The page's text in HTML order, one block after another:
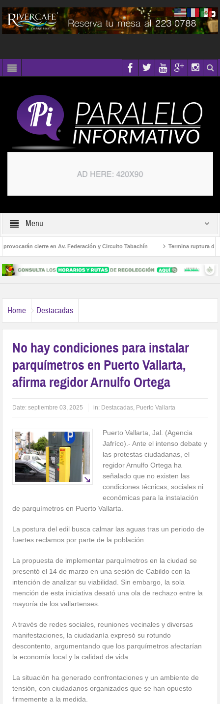
Menu
cierre en Av. Federación y Circuito Tabachín Termina ruptura
robo a Karely Ruiz
Home Destacadas
No hay condiciones para instalar
parquímetros en Puerto Vallarta,
afirma regidor Arnulfo Ortega
Date:septiembre 03, 2025 in: Destacadas, Puerto Vallarta
Puerto Vallarta, Jal. (Agencia
Jafríco).- Ante el intenso debate y
las protestas ciudadanas, el
regidor Arnulfo Ortega ha
señalado que no existen las
condiciones técnicas, sociales ni
económicas para la instalación
de parquímetros en Puerto Vallarta.
La postura del edil busca calmar las aguas tras un periodo de
fuertes reclamos por parte de la población.
La propuesta de implementar parquímetros en la ciudad se
presentó el 14 de marzo en una sesión de Cabildo con la
intención de analizar su viabilidad. Sin embargo, la sola
mención de esta iniciativa desató una ola de rechazo entre la
mayoría de los vallartenses.
A través de redes sociales, reuniones vecinales y diversas
manifestaciones, la ciudadanía expresó su rotundo
descontento, argumentando que los parquímetros afectarían
la economía local y la calidad de vida.
La situación ha generado confrontaciones y un ambiente de
tensión, con ciudadanos organizados que se han opuesto
firmemente a la medida.